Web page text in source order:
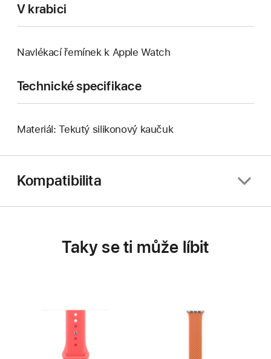
V krabici
Navlékací řemínek k Apple Watch
Technické specifikace
Materiál: Tekutý silikonový kaučuk
Kompatibilita
Taky se ti může líbit